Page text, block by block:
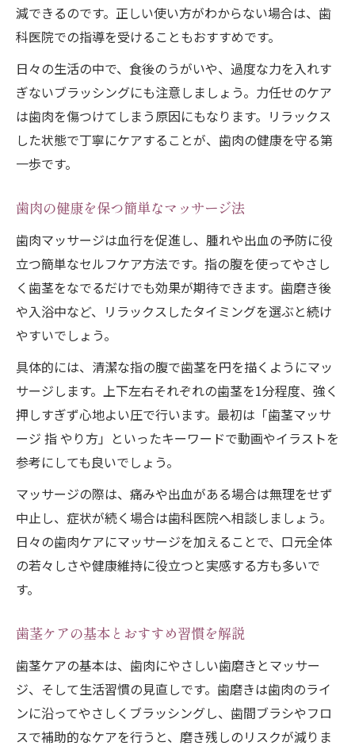
歯茎マッサージ指効果で健康寿命を延ばす
歯肉ケアと顔の上からのマッサージ応用術
減できるのです。正しい使い方がわからない場合は、歯
科医院での指導を受けることもおすすめです。
日々の生活の中で、食後のうがいや、過度な力を入れす
ぎないブラッシングにも注意しましょう。力任せのケア
は歯肉を傷つけてしまう原因にもなります。リラックス
した状態で丁寧にケアすることが、歯肉の健康を守る第
一歩です。
歯肉の健康を保つ簡単なマッサージ法
歯肉マッサージは血行を促進し、腫れや出血の予防に役
立つ簡単なセルフケア方法です。指の腹を使ってやさし
く歯茎をなでるだけでも効果が期待できます。歯磨き後
や入浴中など、リラックスしたタイミングを選ぶと続け
やすいでしょう。
具体的には、清潔な指の腹で歯茎を円を描くようにマッ
サージします。上下左右それぞれの歯茎を1分程度、強く
押しすぎず心地よい圧で行います。最初は「歯茎マッサ
ージ 指 やり方」といったキーワードで動画やイラストを
参考にしても良いでしょう。
マッサージの際は、痛みや出血がある場合は無理をせず
中止し、症状が続く場合は歯科医院へ相談しましょう。
日々の歯肉ケアにマッサージを加えることで、口元全体
の若々しさや健康維持に役立つと実感する方も多いで
す。
歯茎ケアの基本とおすすめ習慣を解説
歯茎ケアの基本は、歯肉にやさしい歯磨きとマッサー
ジ、そして生活習慣の見直しです。歯磨きは歯肉のライ
ンに沿ってやさしくブラッシングし、歯間ブラシやフロ
スで補助的なケアを行うと、磨き残しのリスクが減りま